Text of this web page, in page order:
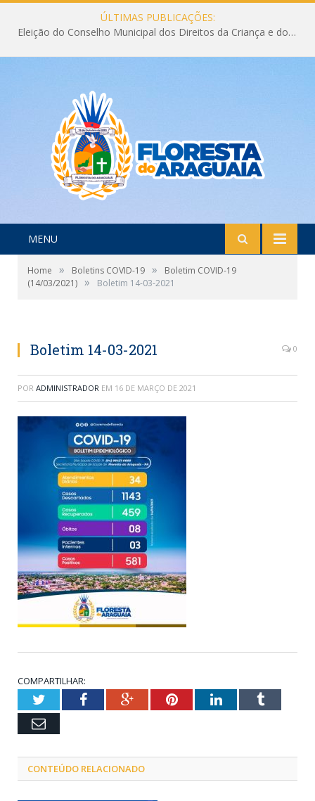
ÚLTIMAS PUBLICAÇÕES:
Eleição do Conselho Municipal dos Direitos da Criança e do Adolescente CMDCA 2026
MENU
Home » Boletins COVID-19 »
Boletim COVID-19
(14/03/2021) » Boletim 14-03-2021
Boletim 14-03-2021 0
POR ADMINISTRADOR EM 16 DE MARÇO DE 2021
COMPARTILHAR:
TwitterFacebookGoogle+PinterestLinkedInTumblr
Email
CONTEÚDO RELACIONADO